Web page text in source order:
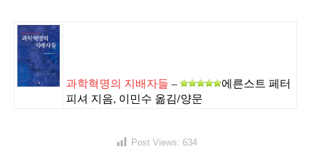
과학혁명의 지배자들 –
에른스트 페터
피셔 지음, 이민수 옮김/양문
Post Views: 634